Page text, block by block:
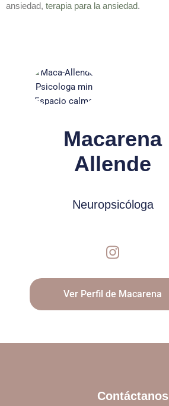
ansiedad, terapia para la ansiedad.
Macarena
Allende
Neuropsicóloga
Ver Perfil de Macarena
Contáctanos